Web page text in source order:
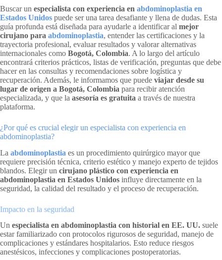
Buscar un especialista con experiencia en abdominoplastia en
Estados Unidos puede ser una tarea desafiante y llena de dudas. Esta
guía profunda está diseñada para ayudarle a identificar al mejor
cirujano para abdominoplastia, entender las certificaciones y la
trayectoria profesional, evaluar resultados y valorar alternativas
internacionales como Bogotá, Colombia. A lo largo del artículo
encontrará criterios prácticos, listas de verificación, preguntas que debe
hacer en las consultas y recomendaciones sobre logística y
recuperación. Además, le informamos que puede viajar desde su
lugar de origen a Bogotá, Colombia para recibir atención
especializada, y que la asesoría es gratuita a través de nuestra
plataforma.
¿Por qué es crucial elegir un especialista con experiencia en
abdominoplastia?
La abdominoplastia es un procedimiento quirúrgico mayor que
requiere precisión técnica, criterio estético y manejo experto de tejidos
blandos. Elegir un cirujano plástico con experiencia en
abdominoplastia en Estados Unidos influye directamente en la
seguridad, la calidad del resultado y el proceso de recuperación.
Impacto en la seguridad
Un especialista en abdominoplastia con historial en EE. UU. suele
estar familiarizado con protocolos rigurosos de seguridad, manejo de
complicaciones y estándares hospitalarios. Esto reduce riesgos
anestésicos, infecciones y complicaciones postoperatorias.